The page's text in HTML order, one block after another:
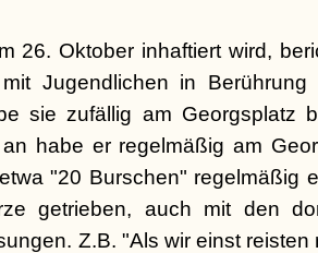
26. Oktober inhaftiert wird,
Jugendlichen in
sie zufällig am Georgsplatz
habe er regelmäßig am
"20 Burschen" regelmäßig
getrieben, auch mit den
Z.B. "Als wir einst